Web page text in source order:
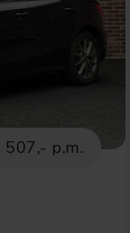
507,- p.m.